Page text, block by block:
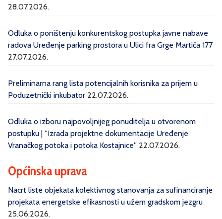
28.07.2026.
Odluka o poništenju konkurentskog postupka javne nabave
radova Uređenje parking prostora u Ulici fra Grge Martića 177
27.07.2026.
Preliminarna rang lista potencijalnih korisnika za prijem u
Poduzetnički inkubator 22.07.2026.
Odluka o izboru najpovoljnijeg ponuditelja u otvorenom
postupku | ''Izrada projektne dokumentacije Uređenje
Vranačkog potoka i potoka Kostajnice'' 22.07.2026.
Općinska uprava
Nacrt liste objekata kolektivnog stanovanja za sufinanciranje
projekata energetske efikasnosti u užem gradskom jezgru
25.06.2026.